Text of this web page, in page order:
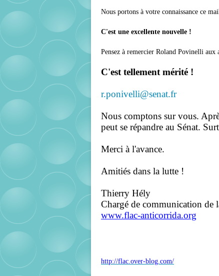
Nous portons à votre connaissance ce
C'est une excellente nouvelle !
Pensez à remercier Roland Povinelli aux
C'est tellement mérité !
r.ponivelli@senat.fr
Nous comptons sur vous.
peut se répandre au Sénat.
Merci à l'avance.
Amitiés dans la lutte !
Thierry Hély
Chargé de communication de
www.flac-anticorrida.org
http://flac.over-blog.com/